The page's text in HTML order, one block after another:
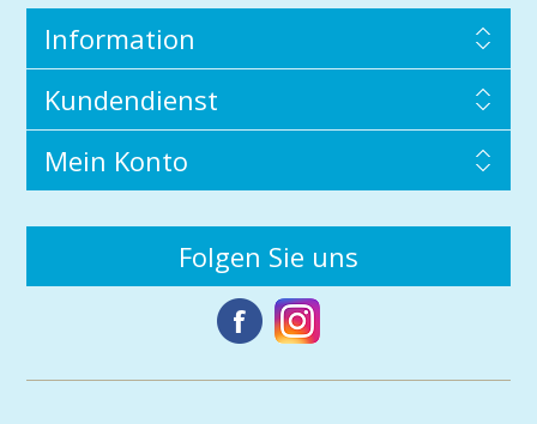
Information
Kundendienst
Mein Konto
Folgen Sie uns